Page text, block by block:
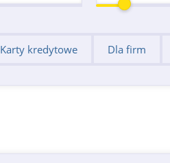
Karty kredytowe Dla firm